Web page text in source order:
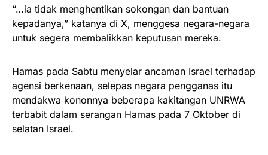
“…ia tidak menghentikan sokongan dan bantuan
kepadanya,” katanya di X, menggesa negara-negara
untuk segera membalikkan keputusan mereka.
Hamas pada Sabtu menyelar ancaman Israel terhadap
agensi berkenaan, selepas negara pengganas itu
mendakwa kononnya beberapa kakitangan UNRWA
terbabit dalam serangan Hamas pada 7 Oktober di
selatan Israel.